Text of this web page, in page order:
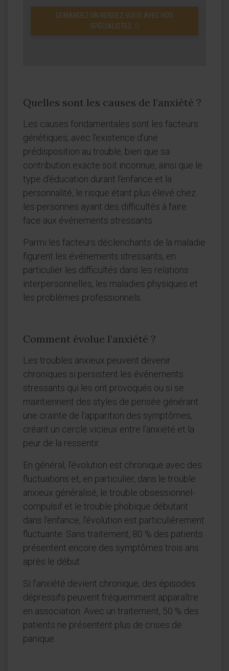
DEMANDEZ UN RENDEZ-VOUS AVEC NOS
SPÉCIALISTES
Quelles sont les causes de l’anxiété ?
Les causes fondamentales sont les facteurs
génétiques, avec l’existence d’une
prédisposition au trouble, bien que sa
contribution exacte soit inconnue, ainsi que le
type d’éducation durant l’enfance et la
personnalité, le risque étant plus élevé chez
les personnes ayant des difficultés à faire
face aux événements stressants.
Parmi les facteurs déclenchants de la maladie
figurent les événements stressants, en
particulier les difficultés dans les relations
interpersonnelles, les maladies physiques et
les problèmes professionnels.
Comment évolue l’anxiété ?
Les troubles anxieux peuvent devenir
chroniques si persistent les événements
stressants qui les ont provoqués ou si se
maintiennent des styles de pensée générant
une crainte de l’apparition des symptômes,
créant un cercle vicieux entre l’anxiété et la
peur de la ressentir.
En général, l’évolution est chronique avec des
fluctuations et, en particulier, dans le trouble
anxieux généralisé, le trouble obsessionnel-
compulsif et le trouble phobique débutant
dans l’enfance, l’évolution est particulièrement
fluctuante. Sans traitement, 80 % des patients
présentent encore des symptômes trois ans
après le début.
Si l’anxiété devient chronique, des épisodes
dépressifs peuvent fréquemment apparaître
en association. Avec un traitement, 50 % des
patients ne présentent plus de crises de
panique.